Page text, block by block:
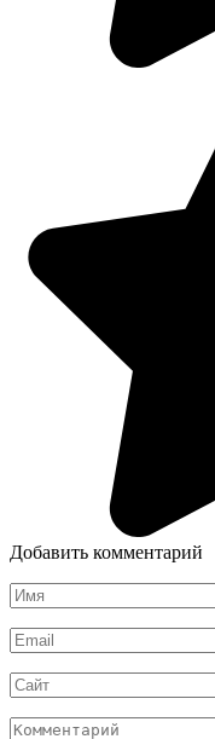
Добавить комментарий
Имя
*
Email
*
Сайт
Комментарий